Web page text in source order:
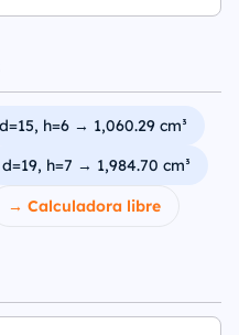
d=15, h=6 → 1,060.29 cm³
d=19, h=7 → 1,984.70 cm³
→ Calculadora libre